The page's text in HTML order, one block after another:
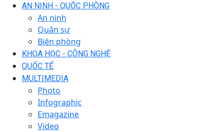
AN NINH - QUỐC PHÒNG
An ninh
Quân sự
Biên phòng
KHOA HỌC - CÔNG NGHỆ
QUỐC TẾ
MULTIMEDIA
Photo
Infographic
Emagazine
Video